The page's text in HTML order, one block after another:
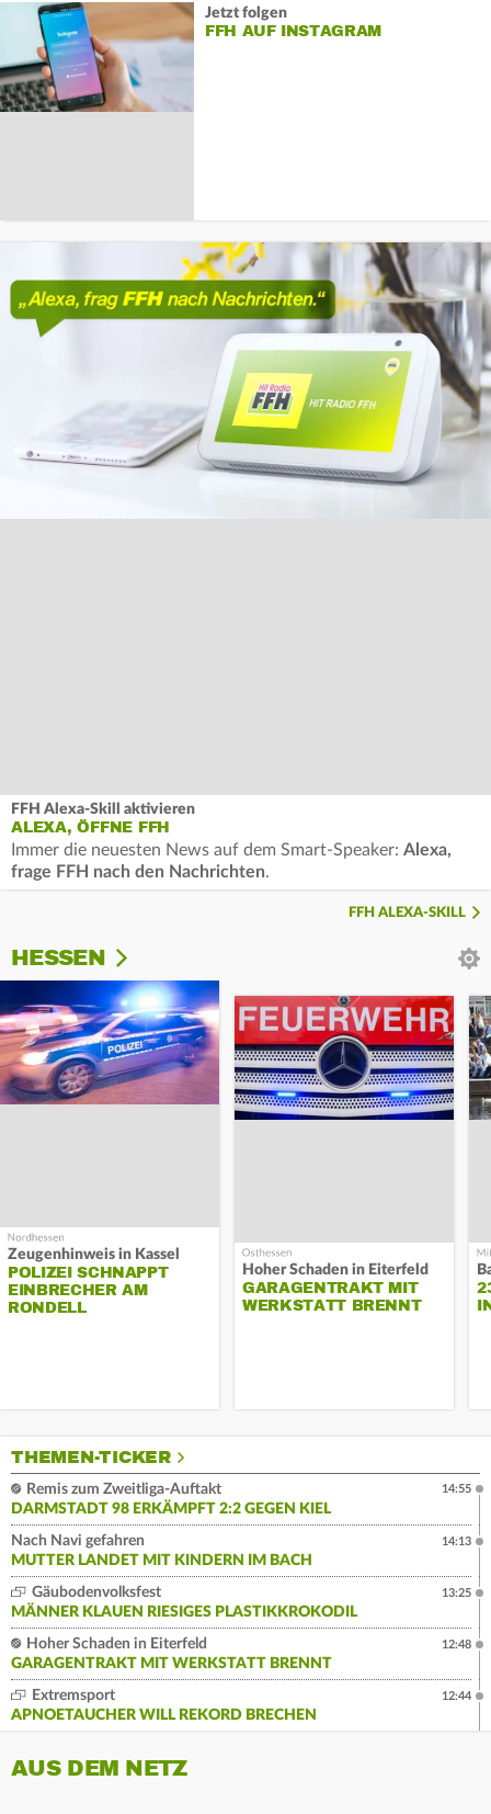
Jetzt folgen
FFH AUF INSTAGRAM
FFH Alexa-Skill aktivieren
ALEXA, ÖFFNE FFH
Immer die neuesten News auf dem Smart-Speaker: Alexa,
frage FFH nach den Nachrichten.
FFH ALEXA-SKILL
HESSEN
Zeugenhinweis in Kassel
POLIZEI SCHNAPPT
EINBRECHER AM
RONDELL
Hoher Schaden in Eiterfeld
GARAGENTRAKT MIT
WERKSTATT BRENNT
THEMEN-TICKER
Remis zum Zweitliga-Auftakt
DARMSTADT 98 ERKÄMPFT 2:2 GEGEN KIEL
14:55
Nach Navi gefahren
MUTTER LANDET MIT KINDERN IM BACH
14:13
Gäubodenvolksfest
MÄNNER KLAUEN RIESIGES PLASTIKKROKODIL
13:25
Hoher Schaden in Eiterfeld
GARAGENTRAKT MIT WERKSTATT BRENNT
12:48
Extremsport
APNOETAUCHER WILL REKORD BRECHEN
12:44
AUS DEM NETZ